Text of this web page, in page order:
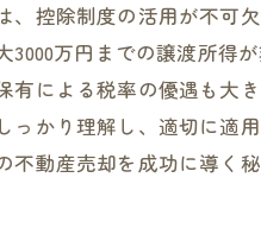
控除制度の活用が不可
万円までの譲渡所
による税率の優遇も大
かり理解し、適切に
動産売却を成功に導く秘